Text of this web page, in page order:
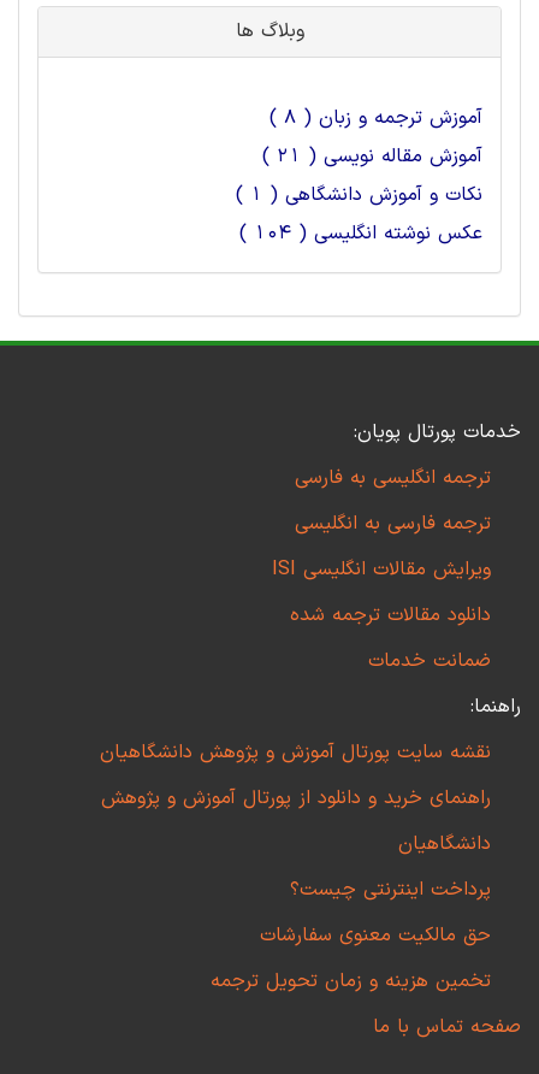
وبلاگ ها
آموزش ترجمه و زبان ( 8 )
آموزش مقاله نویسی ( 21 )
نکات و آموزش دانشگاهی ( 1 )
عکس نوشته انگلیسی ( 104 )
خدمات پورتال پویان:
ترجمه انگلیسی به فارسی
ترجمه فارسی به انگلیسی
ویرایش مقالات انگلیسی ISI
دانلود مقالات ترجمه شده
ضمانت خدمات
راهنما:
نقشه سایت پورتال آموزش و پژوهش دانشگاهیان
راهنمای خرید و دانلود از پورتال آموزش و پژوهش
دانشگاهیان
پرداخت اینترنتی چیست؟
حق مالکیت معنوی سفارشات
تخمین هزینه و زمان تحویل ترجمه
صفحه تماس با ما